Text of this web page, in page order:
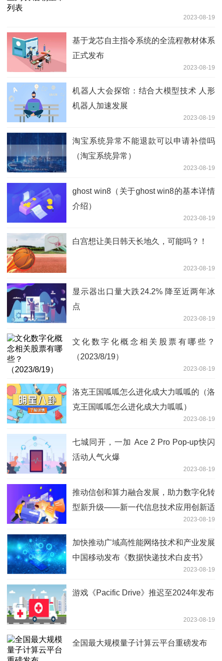
2023-08-19
基于龙芯自主指令系统的全流程教材体系
正式发布
2023-08-19
机器人大会探馆：结合大模型技术 人形
机器人加速发展
2023-08-19
淘宝系统异常不能退款可以申请补偿吗
（淘宝系统异常）
2023-08-19
ghost win8（关于ghost win8的基本详情
介绍）
2023-08-19
白宫想让美日韩天长地久，可能吗？！
2023-08-19
显示器出口量大跌24.2% 降至近两年冰
点
2023-08-19
文化数字化概念相关股票有哪些？
（2023/8/19）
2023-08-19
洛克王国呱呱怎么进化成大力呱呱的（洛
克王国呱呱怎么进化成大力呱呱）
2023-08-19
七城同开，一加 Ace 2 Pro Pop-up快闪
活动人气火爆
2023-08-19
推动信创和算力融合发展，助力数字化转
型新升级——新一代信息技术应用创新适
2023-08-19
加快推动广域高性能网络技术和产业发展
中国移动发布《数据快递技术白皮书》
2023-08-19
游戏《Pacific Drive》推迟至2024年发布
2023-08-19
全国最大规模量子计算云平台重磅发布